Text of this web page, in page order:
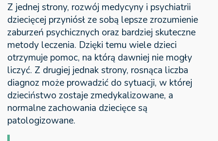
Z jednej strony, rozwój medycyny i psychiatrii
dziecięcej przyniósł ze sobą lepsze zrozumienie
zaburzeń psychicznych oraz bardziej skuteczne
metody leczenia. Dzięki temu wiele dzieci
otrzymuje pomoc, na którą dawniej nie mogły
liczyć. Z drugiej jednak strony, rosnąca liczba
diagnoz może prowadzić do sytuacji, w której
dzieciństwo zostaje zmedykalizowane, a
normalne zachowania dziecięce są
patologizowane.